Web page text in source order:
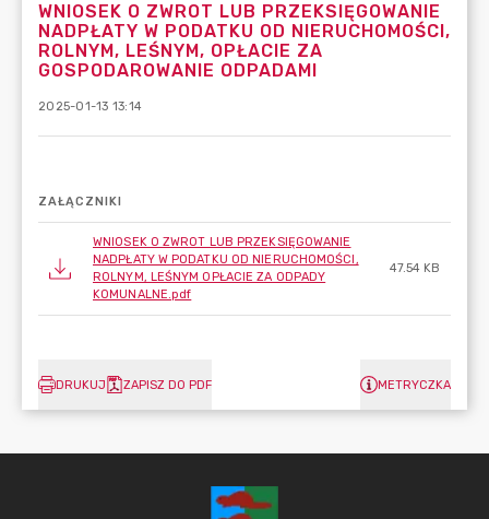
WNIOSEK O ZWROT LUB PRZEKSIĘGOWANIE
NADPŁATY W PODATKU OD NIERUCHOMOŚCI,
ROLNYM, LEŚNYM, OPŁACIE ZA
GOSPODAROWANIE ODPADAMI
2025-01-13 13:14
ZAŁĄCZNIKI
WNIOSEK O ZWROT LUB PRZEKSIĘGOWANIE
NADPŁATY W PODATKU OD NIERUCHOMOŚCI,
ROLNYM, LEŚNYM OPŁACIE ZA ODPADY
KOMUNALNE.pdf
47.54 KB
DRUKUJ ZAPISZ DO PDF METRYCZKA